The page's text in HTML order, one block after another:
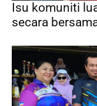
Isu komuniti
secara